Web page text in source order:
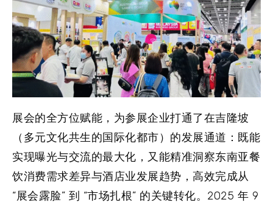
展会的全方位赋能，为参展企业打通了在吉隆坡
（多元文化共生的国际化都市）的发展通道：既能
实现曝光与交流的最大化，又能精准洞察东南亚餐
饮消费需求差异与酒店业发展趋势，高效完成从
“展会露脸” 到 “市场扎根” 的关键转化。2025 年 9